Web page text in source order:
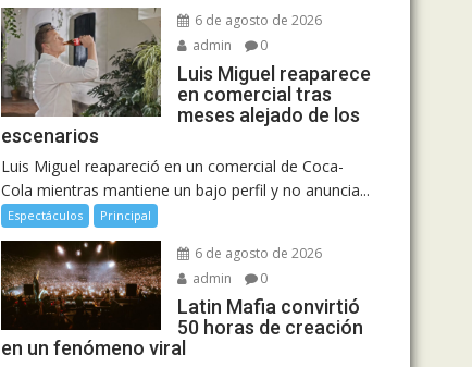
6 de agosto de 2026
admin
0
Luis Miguel reaparece
en comercial tras
meses alejado de los
escenarios
Luis Miguel reapareció en un comercial de Coca-
Cola mientras mantiene un bajo perfil y no anuncia...
Espectáculos Principal
6 de agosto de 2026
admin
0
Latin Mafia convirtió
50 horas de creación
en un fenómeno viral